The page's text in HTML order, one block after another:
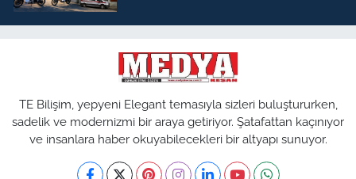
TE Bilişim, yepyeni Elegant temasıyla sizleri buluştururken,
sadelik ve modernizmi bir araya getiriyor. Şatafattan kaçınıyor
ve insanlara haber okuyabilecekleri bir altyapı sunuyor.